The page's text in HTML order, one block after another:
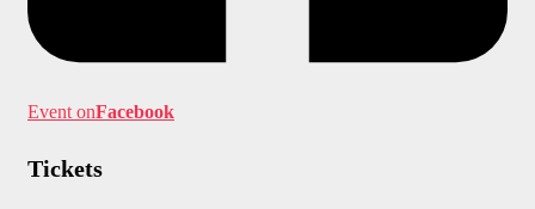
Event onFacebook
Tickets